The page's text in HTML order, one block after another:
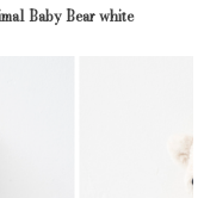
Baby Bear white